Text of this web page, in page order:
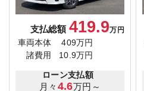
支払総額 419.9万円
車両本体
409万円
諸費用
10.9万円
ローン支払額
月々 4.6万円～